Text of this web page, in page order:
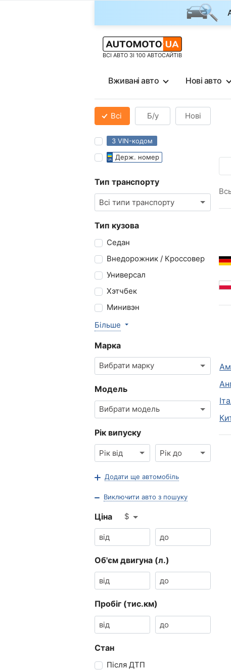
ВСІ АВТО ЗІ 100 АВТОСАЙТІВ
Вживані авто Нові авто
Всі Б/у Нові
З VIN-кодом
Держ. номер
Тип транспорту
Всі типи транспорту
Тип кузова
Седан
Внедорожник / Кроссовер
Универсал
Хэтчбек
Минивэн
Більше
Марка
Вибрати марку
Модель
Вибрати модель
Рік випуску
Рік від Рік до
Додати ще автомобіль
Виключити авто з пошуку
Ціна $
Об'єм двигуна (л.)
Пробіг (тис.км)
Стан
Після ДТП